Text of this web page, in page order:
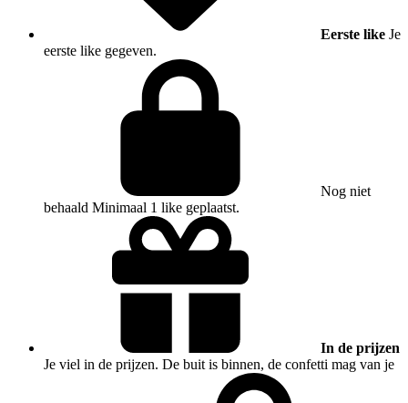
Eerste like Je
eerste like gegeven.
Nog niet
behaald Minimaal 1 like geplaatst.
In de prijzen
Je viel in de prijzen. De buit is binnen, de confetti mag van je